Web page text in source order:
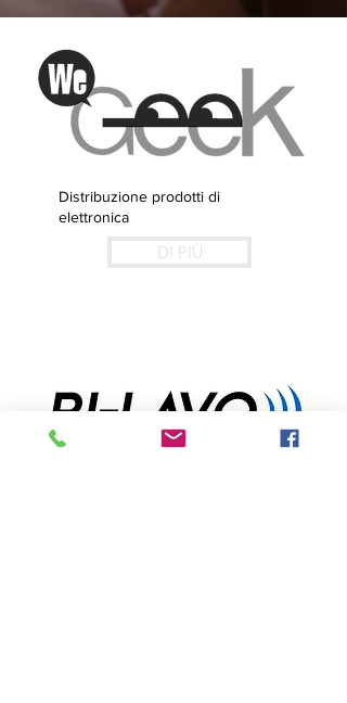
Distribuzione prodotti di
elettronica
DI PIÙ